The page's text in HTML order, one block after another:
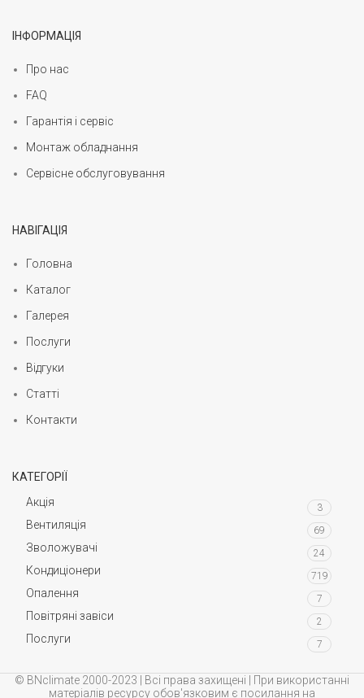
ІНФОРМАЦІЯ
Про нас
FAQ
Гарантія і сервіс
Монтаж обладнання
Сервісне обслуговування
НАВІГАЦІЯ
Головна
Каталог
Галерея
Послуги
Відгуки
Статті
Контакти
КАТЕГОРІЇ
Акція
3
Вентиляція 69
Зволожувачі 24
Кондиціонери 719
Опалення 7
Повітряні завіси 2
Послуги 7
© BNclimate 2000-2023 | Всі права захищені | При використанні
матеріалів ресурсу обов'язковим є посилання на